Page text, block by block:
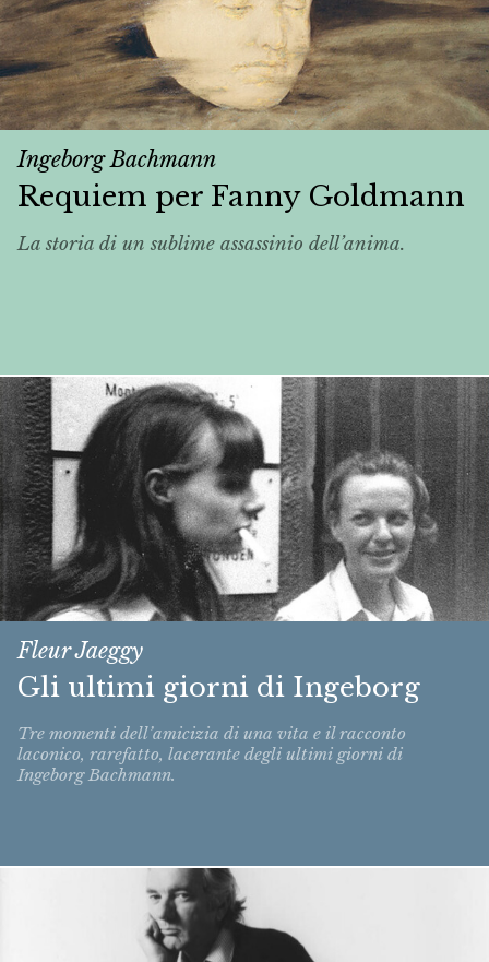
Ingeborg Bachmann
Requiem per Fanny Goldmann
La storia di un sublime assassinio dell’anima.
Fleur Jaeggy
Gli ultimi giorni di Ingeborg
Tre momenti dell’amicizia di una vita e il racconto
laconico, rarefatto, lacerante degli ultimi giorni di
Ingeborg Bachmann.